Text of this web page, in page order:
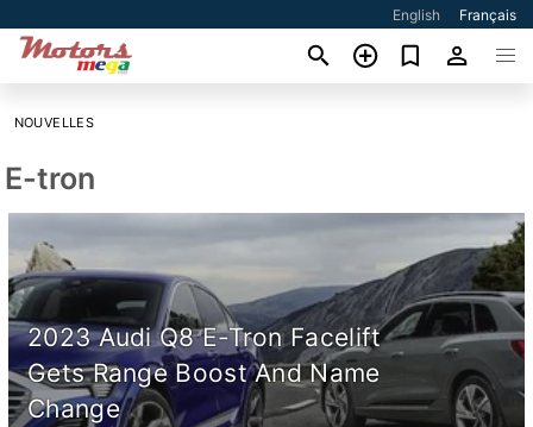
English Français
NOUVELLES
E-tron
2023 Audi Q8 E-Tron Facelift
Gets Range Boost And Name
Change